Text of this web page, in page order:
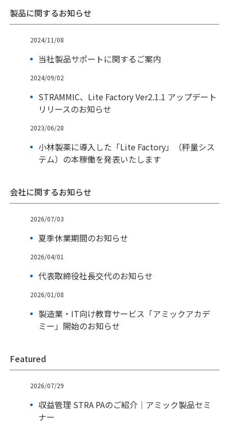
製品に関するお知らせ
2024/11/08
当社製品サポートに関するご案内
2024/09/02
STRAMMIC、Lite Factory Ver2.1.1 アップデート
リリースのお知らせ
2023/06/28
小林製薬に導入した「Lite Factory」（秤量シス
テム）の本稼働を発表いたします
会社に関するお知らせ
2026/07/03
夏季休業期間のお知らせ
2026/04/01
代表取締役社長交代のお知らせ
2026/01/08
製造業・IT向け教育サービス「アミックアカデ
ミー」開始のお知らせ
Featured
2026/07/29
収益管理 STRA PAのご紹介｜アミック製品セミ
ナー